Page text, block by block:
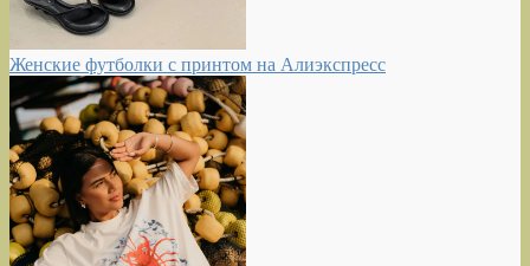
Женские футболки с принтом на Алиэкспресс